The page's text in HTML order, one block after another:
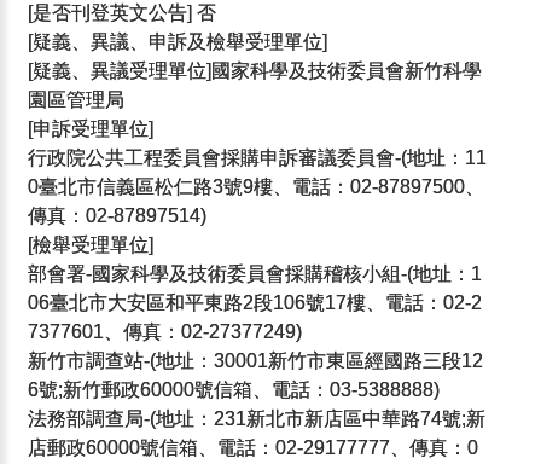
[是否刊登英文公告] 否
[疑義、異議、申訴及檢舉受理單位]
[疑義、異議受理單位]國家科學及技術委員會新竹科學
園區管理局
[申訴受理單位]
行政院公共工程委員會採購申訴審議委員會-(地址：11
0臺北市信義區松仁路3號9樓、電話：02-87897500、
傳真：02-87897514)
[檢舉受理單位]
部會署-國家科學及技術委員會採購稽核小組-(地址：1
06臺北市大安區和平東路2段106號17樓、電話：02-2
7377601、傳真：02-27377249)
新竹市調查站-(地址：30001新竹市東區經國路三段12
6號;新竹郵政60000號信箱、電話：03-5388888)
法務部調查局-(地址：231新北市新店區中華路74號;新
店郵政60000號信箱、電話：02-29177777、傳真：0